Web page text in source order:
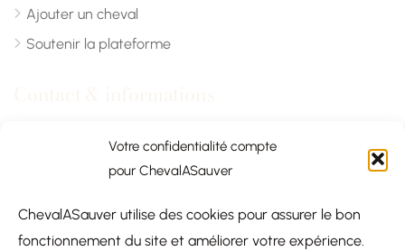
Votre confidentialité compte
pour ChevalASauver
ChevalASauver utilise des cookies pour assurer le bon
fonctionnement du site et améliorer votre expérience.
Ajouter un cheval
Soutenir la plateforme
Chevalasauver.com
Normandie, France
contact@chevalasauver.com